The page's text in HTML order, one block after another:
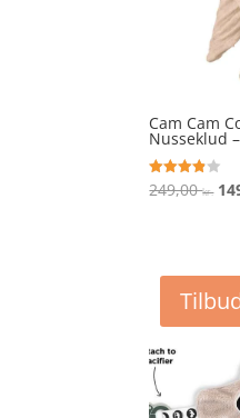
Cam Cam
Nusseklud
Vurderet
3.8
249,00kr.